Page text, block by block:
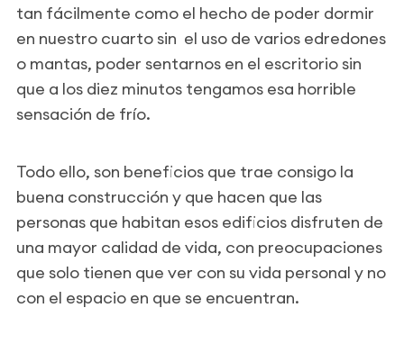
tan fácilmente como el hecho de poder dormir
en nuestro cuarto sin el uso de varios edredones
o mantas, poder sentarnos en el escritorio sin
que a los diez minutos tengamos esa horrible
sensación de frío.
Todo ello, son beneficios que trae consigo la
buena construcción y que hacen que las
personas que habitan esos edificios disfruten de
una mayor calidad de vida, con preocupaciones
que solo tienen que ver con su vida personal y no
con el espacio en que se encuentran.